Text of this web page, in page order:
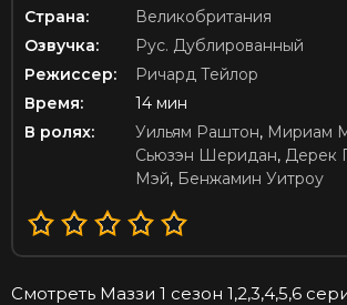
Страна:
Великобритания
Озвучка:
Рус. Дублированный
Режиссер:
Ричард Тейлор
Время:
14 мин
В ролях:
Уильям Раштон, Мириам
Сьюзэн Шеридан, Дерек
Мэй, Бенжамин Уитроу
Смотреть Маззи 1 сезон 1,2,3,4,5,6